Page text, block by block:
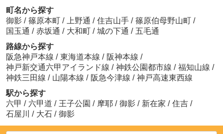
町名から探す
御影 / 篠原本町 / 上野通 / 住吉山手 / 篠原伯母野山町 /
国玉通 / 赤坂通 / 大和町 / 城の下通 / 五毛通
路線から探す
阪急神戸本線 / 東海道本線 / 阪神本線 /
神戸新交通六甲アイランド線 / 神鉄公園都市線 / 福知山線 /
神鉄三田線 / 山陽本線 / 阪急今津線 / 神戸高速東西線
駅から探す
六甲 / 六甲道 / 王子公園 / 摩耶 / 御影 / 新在家 / 住吉 /
石屋川
/ 大石 / 御影